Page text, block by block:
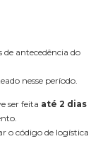
antecedência do
nesse período.
ser feita até 2 dias
o código de logística